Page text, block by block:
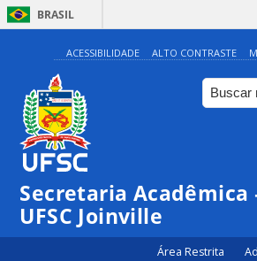
BRASIL
ACESSIBILIDADE ALTO CONTRASTE
Secretaria Acadêmica
UFSC Joinville
Área Restrita